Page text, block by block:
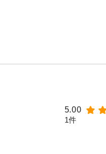
5.00
1件